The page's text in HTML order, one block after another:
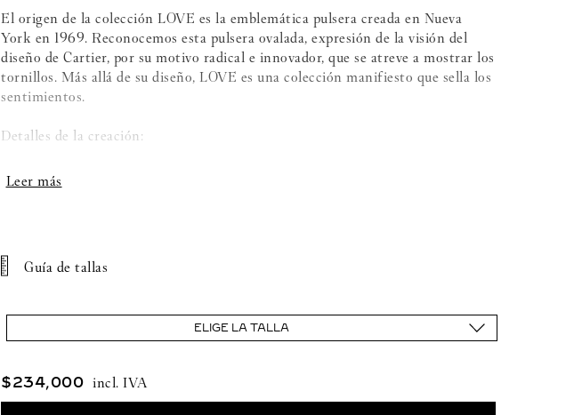
El origen de la colección LOVE es la emblemática pulsera creada en Nueva
York en 1969. Reconocemos esta pulsera ovalada, expresión de la visión del
diseño de Cartier, por su motivo radical e innovador, que se atreve a mostrar los
tornillos. Más allá de su diseño, LOVE es una colección manifiesto que sella los
sentimientos.
Detalles de la creación:
- Oro amarillo 750/1000
- Ancho: 4,8mm
Guía de tallas
ELIGE LA TALLA
$234,000